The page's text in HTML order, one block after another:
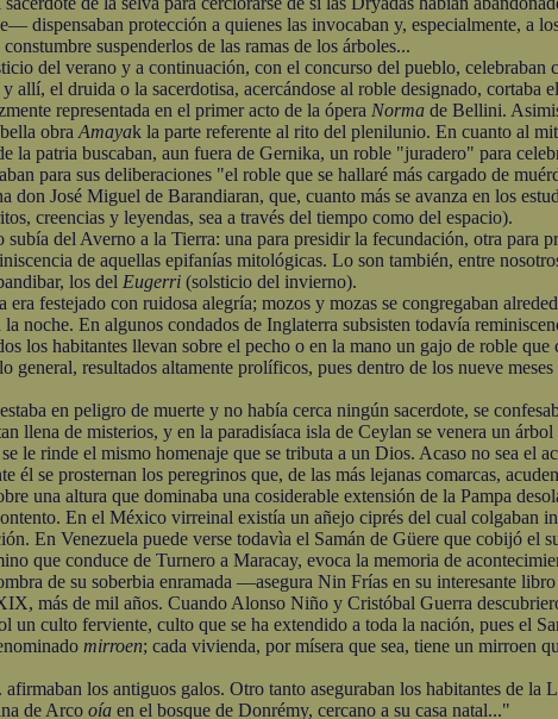
protección a quienes las invocaban y, especialmente, a
suspenderlos de las ramas de los árboles...
del verano y a continuación, con el concurso del pueblo, celebraban
el druida o la sacerdotisa, acercándose al roble designado, cortaba
representada en el primer acto de la ópera Norma de Bellini.
obra Amayak la parte referente al rito del plenilunio. En cuanto al
la patria buscaban, aun fuera de Gernika, un roble "juradero" para
para sus deliberaciones "el roble que se hallaré más cargado de
don José Miguel de Barandiaran, que, cuanto más se avanza en los
creencias y leyendas, sea a través del tiempo como del espacio).
del Averno a la Tierra: una para presidir la fecundación, otra para
de aquellas epifanías mitológicas. Lo son también, entre
los del Eugerri (solsticio del invierno).
festejado con ruidosa alegría; mozos y mozas se congregaban
noche. En algunos condados de Inglaterra subsisten todavía
los habitantes llevan sobre el pecho o en la mano un gajo de roble
resultados altamente prolíficos, pues dentro de los nueve
en peligro de muerte y no había cerca ningún sacerdote, se
llena de misterios, y en la paradisíaca isla de Ceylan se venera un
le rinde el mismo homenaje que se tributa a un Dios. Acaso no sea el
él se prosternan los peregrinos que, de las más lejanas comarcas,
una altura que dominaba una cosiderable extensión de la Pampa
En el México virreinal existía un añejo ciprés del cual colgaban
En Venezuela puede verse todavìa el Samán de Güere que cobijó el
que conduce de Turnero a Maracay, evoca la memoria de
de su soberbia enramada —asegura Nin Frías en su interesante libro
más de mil años. Cuando Alonso Niño y Cristóbal Guerra
un culto ferviente, culto que se ha extendido a toda la nación, pues el
mirroen; cada vivienda, por mísera que sea, tiene un mirroen
los antiguos galos. Otro tanto aseguraban los habitantes de la
de Arco oía en el bosque de Donrémy, cercano a su casa natal..."